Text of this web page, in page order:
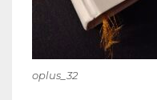
oplus_32